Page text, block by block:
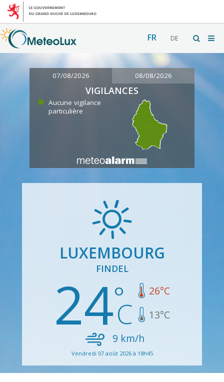
FR DE
07/08/2026 08/08/2026
VIGILANCES
Aucune vigilance
particulière
LUXEMBOURG
FINDEL
24 26°C
13°C
9 km/h
Vendredi 07 août 2026 à 18h45